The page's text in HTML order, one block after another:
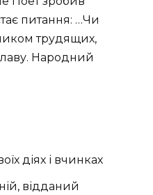
питання: …Чи
трудящих,
Народний
діях і вчинках
відданий